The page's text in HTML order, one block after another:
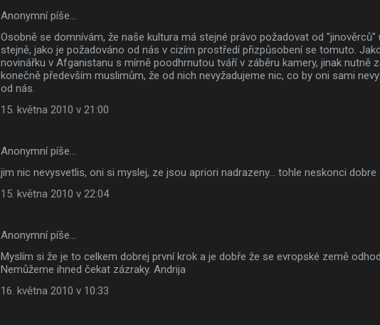
Anonymní píše…
Osobně se domnívám, že naše kultura má stejné právo požadovat od
stejně, jako je požadováno od nás v cizím prostředí přizpůsobení se tomuto.
novinářku v Afganistanu s mírně poodhrnutou tváří v záběru kamery, jinak nutně
konečně především muslimům, že od nich nevyžadujeme nic, co by oni sami
od nás.
15. května 2010 v 21:00
Anonymní píše…
jim nic nevysvetlis, oni si myslej, ze jsou apriori nadrazeny... tohle neskonci dobre
15. května 2010 v 22:04
Anonymní píše…
Myslím si že je to celkem dobrej první krok a je dobře že se evropské země
Nemůžeme ihned čekat zázraky. Andrija
16. května 2010 v 10:33